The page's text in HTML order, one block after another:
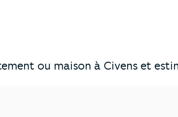
ou maison à Civens et